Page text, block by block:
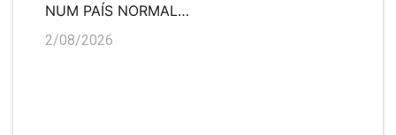
NUM PAÍS NORMAL…
2/08/2026